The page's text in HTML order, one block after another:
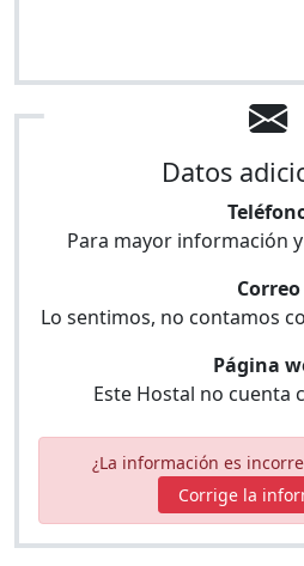
Datos
Para mayor información
Correo
Lo sentimos, no contamos
Página
Este Hostal no cuenta
¿La información es
Corrige la